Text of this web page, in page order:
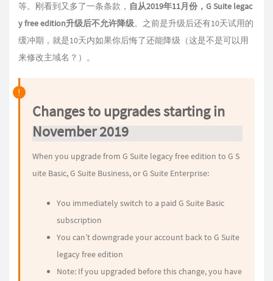
等。刚看到又多了一条条款， 自从2019年11月份，G Suite legac
y free edition升级后不允许降级。之前是升级后还有10天试用的
缓冲期，就是10天内如果你后悔了还能降级（这是不是可以用
来修改主域名？）。
Changes to upgrades starting in
November 2019
When you upgrade from G Suite legacy free edition to G S
uite Basic, G Suite Business, or G Suite Enterprise:
You immediately switch to a paid G Suite Basic
subscription
You can’t downgrade your account back to G Suite
legacy free edition
Note: If you upgraded before this change, you have